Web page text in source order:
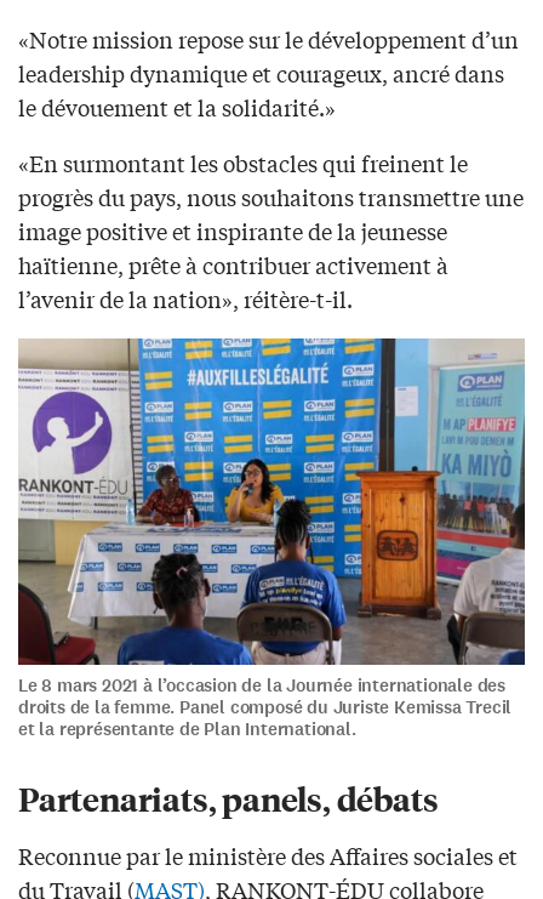
«Notre mission repose sur le développement d’un
leadership dynamique et courageux, ancré dans
le dévouement et la solidarité.»
«En surmontant les obstacles qui freinent le
progrès du pays, nous souhaitons transmettre une
image positive et inspirante de la jeunesse
haïtienne, prête à contribuer activement à
l’avenir de la nation», réitère-t-il.
Le 8 mars 2021 à l’occasion de la Journée internationale des
droits de la femme. Panel composé du Juriste Kemissa Trecil
et la représentante de Plan International.
Partenariats, panels, débats
Reconnue par le ministère des Affaires sociales et
du Travail (MAST), RANKONT-ÉDU collabore